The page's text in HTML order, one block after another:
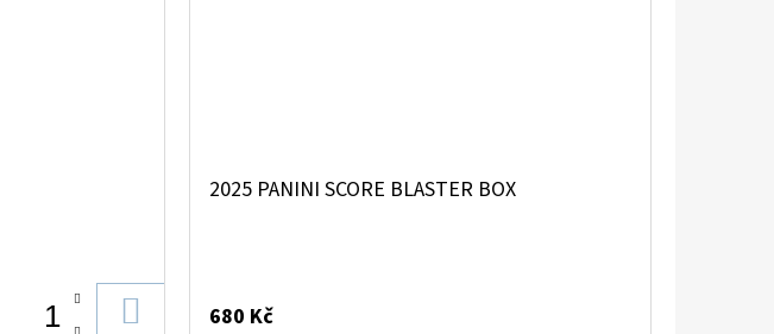
2025 PANINI SCORE BLASTER BOX
680 Kč